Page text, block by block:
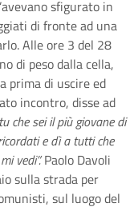
sfigurato in
di fronte ad una
Alle ore 3 del 28
di peso dalla cella,
prima di uscire ed
incontro, disse ad
che sei il più giovane di
e dì a tutti che
vedi”.Paolo Davoli
sulla strada per
sul luogo del